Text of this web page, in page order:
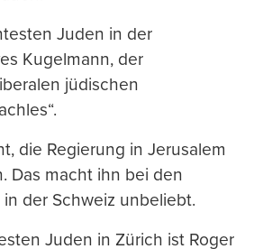
Juden in der
Kugelmann, der
jüdischen
die Regierung in Jerusalem
Das macht ihn bei den
der Schweiz unbeliebt.
Juden in Zürich ist Roger